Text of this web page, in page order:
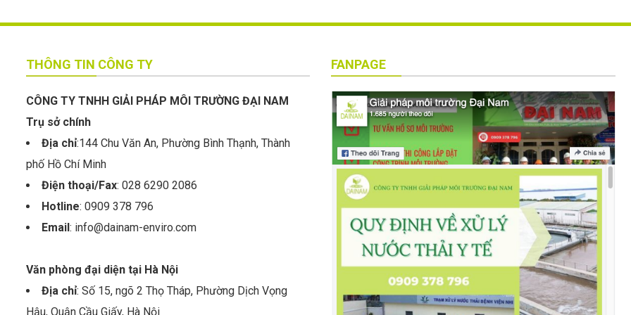
THÔNG TIN CÔNG TY
CÔNG TY TNHH GIẢI PHÁP MÔI TRƯỜNG ĐẠI NAM
Trụ sở chính
Địa chỉ:144 Chu Văn An, Phường Bình Thạnh, Thành
phố Hồ Chí Minh
Điện thoại/Fax: 028 6290 2086
Hotline: 0909 378 796
Email: info@dainam-enviro.com
Văn phòng đại diện tại Hà Nội
Địa chỉ: Số 15, ngõ 2 Thọ Tháp, Phường Dịch Vọng
Hậu, Quận Cầu Giấy, Hà Nội
FANPAGE